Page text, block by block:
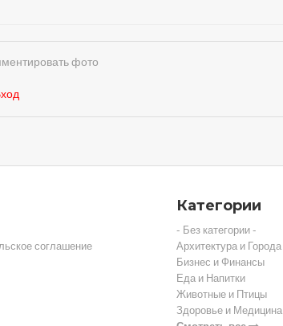
фото
соглашение
Категории
- Без категории -
Архитектура и Города
Бизнес и Финансы
Еда и Напитки
Животные и Птицы
Здоровье и Медицина